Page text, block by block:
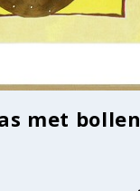
met bollen